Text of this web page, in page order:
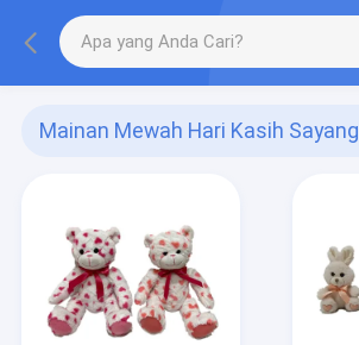
Mainan Mewah Hari Kasih Sayang